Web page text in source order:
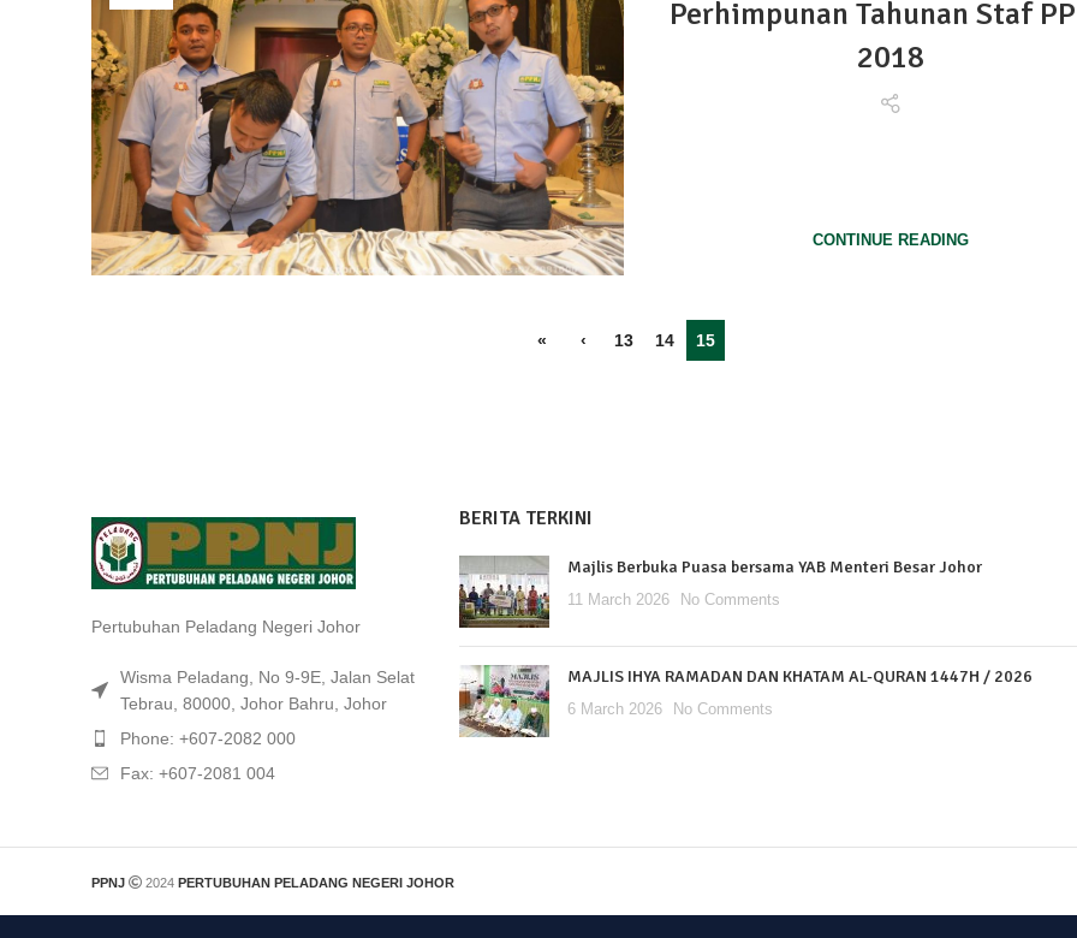
Perhimpunan Tahunan Staf
2018
CONTINUE READING
« ‹ 13 14 15
Pertubuhan Peladang Negeri Johor
Wisma Peladang, No 9-9E, Jalan Selat
Tebrau, 80000, Johor Bahru, Johor
Phone: +607-2082 000
Fax: +607-2081 004
BERITA TERKINI
Majlis Berbuka Puasa bersama YAB Menteri Besar Johor
11 March 2026 No Comments
MAJLIS IHYA RAMADAN DAN KHATAM AL-QURAN 1447H / 2026
6 March 2026 No Comments
PPNJ 2024 PERTUBUHAN PELADANG NEGERI JOHOR